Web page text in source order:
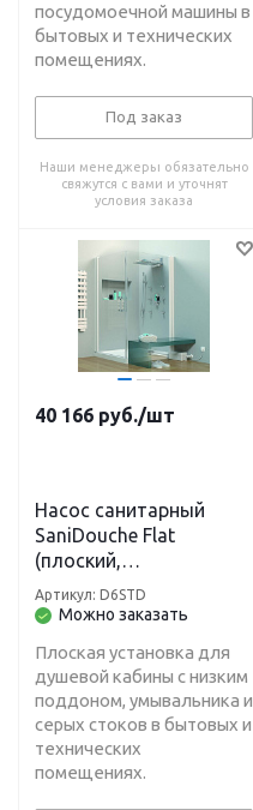
посудомоечной машины в
бытовых и технических
помещениях.
Под заказ
Наши менеджеры обязательно
свяжутся с вами и уточнят
условия заказа
40 166 руб./шт
Насос санитарный
SaniDouche Flat
(плоский,
умывальник+душевая
кабина, макс.150л) H-4
Можно заказать
Артикул: D6STD
Плоская установка для
душевой кабины с низким
поддоном, умывальника и
серых стоков в бытовых и
технических
помещениях.